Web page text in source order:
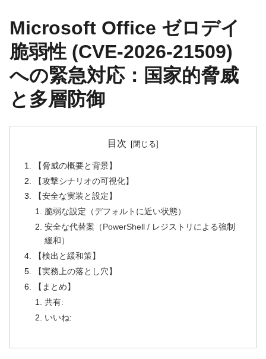
Microsoft Office ゼロデイ
脆弱性 (CVE-2026-21509)
への緊急対応：国家的脅威
と多層防御
目次
【脅威の概要と背景】
【攻撃シナリオの可視化】
【安全な実装と設定】
脆弱な設定（デフォルトに近い状態）
安全な代替案（PowerShell / レジストリによる強制
緩和）
【検出と緩和策】
【実務上の落とし穴】
【まとめ】
共有:
いいね: